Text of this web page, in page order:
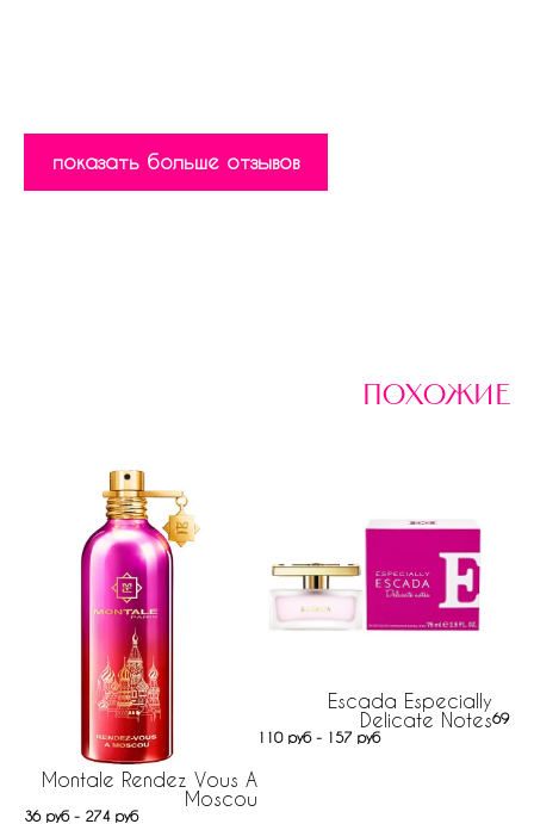
показать больше отзывов
похожие
Montale Rendez Vous A
Moscou
36 руб - 274 руб
Escada Especially
Delicate Notes
110 руб - 157 руб
691